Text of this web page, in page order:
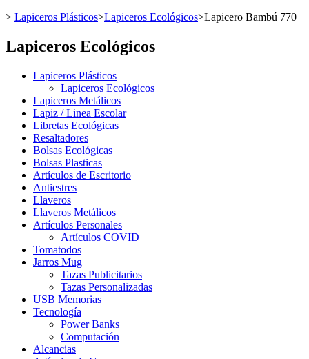
> Lapiceros Plásticos>Lapiceros Ecológicos>Lapicero Bambú 770
Lapiceros Ecológicos
Lapiceros Plásticos
Lapiceros Ecológicos
Lapiceros Metálicos
Lapiz / Linea Escolar
Libretas Ecológicas
Resaltadores
Bolsas Ecológicas
Bolsas Plasticas
Artículos de Escritorio
Antiestres
Llaveros
Llaveros Metálicos
Artículos Personales
Artículos COVID
Tomatodos
Jarros Mug
Tazas Publicitarios
Tazas Personalizadas
USB Memorias
Tecnología
Power Banks
Computación
Alcancias